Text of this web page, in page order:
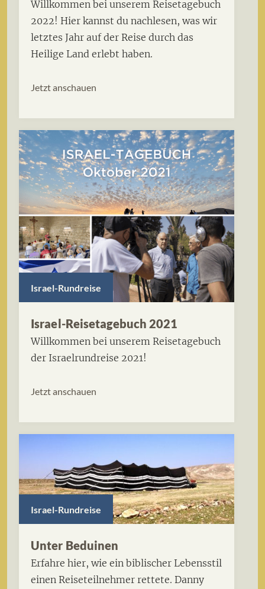
Willkommen bei unserem Reisetagebuch
2022! Hier kannst du nachlesen, was wir
letztes Jahr auf der Reise durch das
Heilige Land erlebt haben.
Jetzt anschauen
Israel-Rundreise
Israel-Reisetagebuch 2021
Willkommen bei unserem Reisetagebuch
der Israelrundreise 2021!
Jetzt anschauen
Israel-Rundreise
Unter Beduinen
Erfahre hier, wie ein biblischer Lebensstil
einen Reiseteilnehmer rettete. Danny